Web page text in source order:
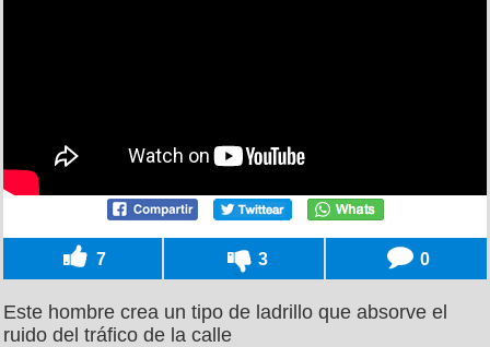
7 3 0
Este hombre crea un tipo de ladrillo que absorve el
ruido del tráfico de la calle